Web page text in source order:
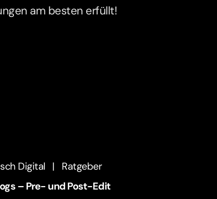
am besten erfüllt!
Digital |
Ratgeber
– Pre- und Post-Edit